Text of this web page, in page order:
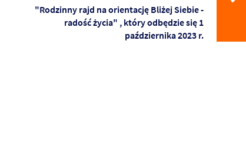
"Rodzinny rajd na orientację Bliżej Siebie -
radość życia" , który odbędzie się 1
października 2023 r.